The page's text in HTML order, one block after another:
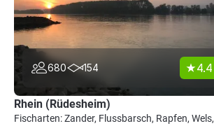
680 154 4.4
Rhein (Rüdesheim)
Fischarten: Zander, Flussbarsch, Rapfen, Wels,